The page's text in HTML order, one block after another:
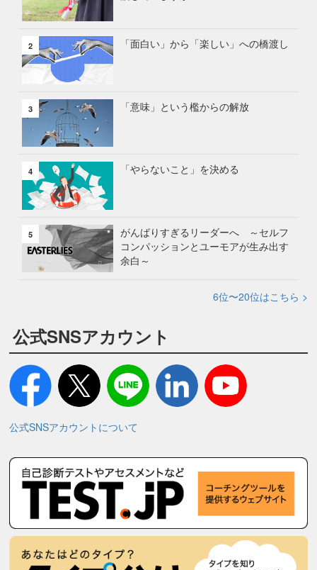
2 「面白い」から「楽しい」への橋渡し
3 「意味」という檻からの解放
4 「やらないこと」を決める
5
がんばりすぎるリーダーへ ～セルフ
コンパッションとユーモアが生み出す
余白～
6位〜20位はこちら >
公式SNSアカウント
公式SNSアカウントについて